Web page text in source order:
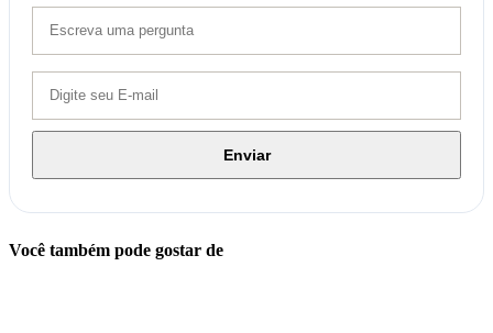
Enviar
Você também pode gostar de